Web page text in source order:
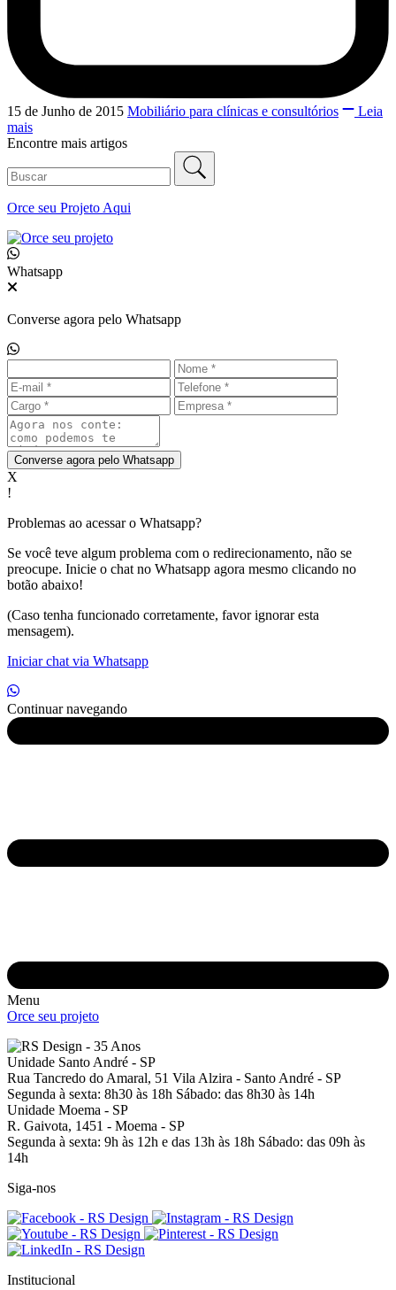
15 de Junho de 2015 Mobiliário para clínicas e consultórios
Leia
mais
Encontre mais artigos
Orce seu Projeto Aqui
Whatsapp
Converse agora pelo Whatsapp
Converse agora pelo Whatsapp
X
!
Problemas ao acessar o Whatsapp?
Se você teve algum problema com o redirecionamento, não se
preocupe. Inicie o chat no Whatsapp agora mesmo clicando no
botão abaixo!
(Caso tenha funcionado corretamente, favor ignorar esta
mensagem).
Iniciar chat via Whatsapp
Continuar navegando
Menu
Orce seu projeto
Unidade Santo André - SP
Rua Tancredo do Amaral, 51 Vila Alzira - Santo André - SP
Segunda à sexta: 8h30 às 18h Sábado: das 8h30 às 14h
Unidade Moema - SP
R. Gaivota, 1451 - Moema - SP
Segunda à sexta: 9h às 12h e das 13h às 18h Sábado: das 09h às
14h
Siga-nos
Institucional